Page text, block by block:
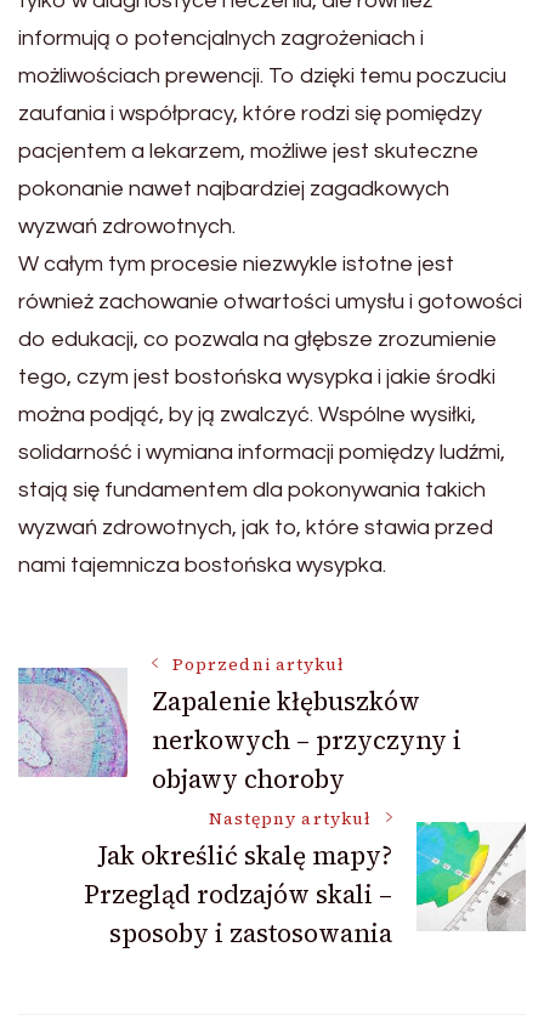
informują o potencjalnych zagrożeniach i
możliwościach prewencji. To dzięki temu poczuciu
zaufania i współpracy, które rodzi się pomiędzy
pacjentem a lekarzem, możliwe jest skuteczne
pokonanie nawet najbardziej zagadkowych
wyzwań zdrowotnych.
W całym tym procesie niezwykle istotne jest
również zachowanie otwartości umysłu i gotowości
do edukacji, co pozwala na głębsze zrozumienie
tego, czym jest bostońska wysypka i jakie środki
można podjąć, by ją zwalczyć. Wspólne wysiłki,
solidarność i wymiana informacji pomiędzy ludźmi,
stają się fundamentem dla pokonywania takich
wyzwań zdrowotnych, jak to, które stawia przed
nami tajemnicza bostońska wysypka.
Nawigacja
wpisu
Poprzedni artykuł
Zapalenie kłębuszków
nerkowych – przyczyny i
objawy choroby
Następny artykuł
Jak określić skalę mapy?
Przegląd rodzajów skali –
sposoby i zastosowania